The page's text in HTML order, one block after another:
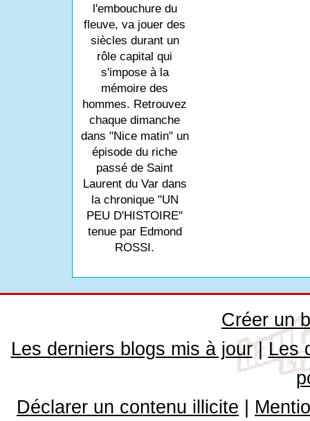
l'embouchure du
fleuve, va jouer des
siècles durant un
rôle capital qui
s'impose à la
mémoire des
hommes. Retrouvez
chaque dimanche
dans "Nice matin" un
épisode du riche
passé de Saint
Laurent du Var dans
la chronique "UN
PEU D'HISTOIRE"
tenue par Edmond
ROSSI.
Créer un
Les derniers blogs mis à jour| Les
Déclarer un contenu illicite